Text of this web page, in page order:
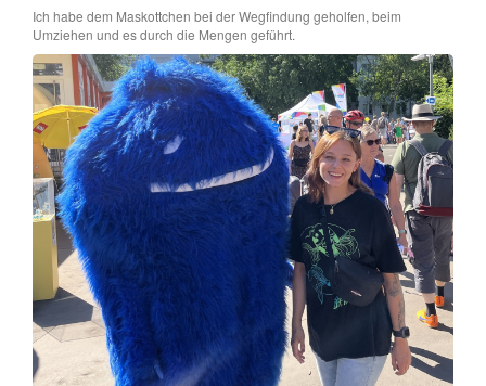
Ich habe dem Maskottchen bei der Wegfindung geholfen, beim
Umziehen und es durch die Mengen geführt.